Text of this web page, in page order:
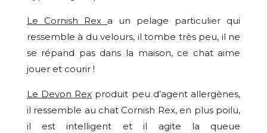
Le Cornish Rex a un pelage particulier qui
ressemble à du velours, il tombe très peu, il ne
se répand pas dans la maison, ce chat aime
jouer et courir !
Le Devon Rex produit peu d’agent allergènes,
il ressemble au chat Cornish Rex, en plus poilu,
il est intelligent et il agite la queue